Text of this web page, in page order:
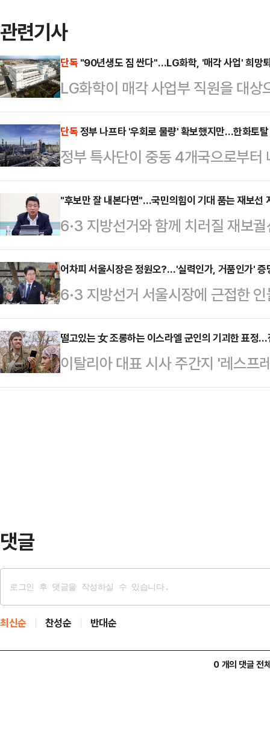
관련기사
단독 "90년생도 짐 싼다"…LG화학, '매각 사업' 희망
LG화학이 매각 사업부 직원을 대
필름 사업 매각 이후 한 차례 인력
을 상대로 희망퇴직 창구를 열면서
다.15일 업계에 따르면 LG화학은
소재 사업부 내 직원을 대상으로 희
대상자에는 1990년대생인 30대도
차등 지급되며, 90년대생 실무진
이번 조치는 …
단독정부 나프타 '우회로 물량' 확보했지만…한화토
정부 특사단이 중동 4개국으로부
표한 가운데 한화토탈에너지스(이
공급 중단을 공식 선언한 것으로 확
에 도달하기 전, 기업이 먼저 물리
르면 한화토탈은 지난 13일 고객사
공급에 대한 ‘불가항력(Force
변이나 전쟁 등 통제 불가능한 상황
매자의 법적 …
"후보만 잘 내본다면"…국민의힘이 기대 품는 재보선
6·3 지방선거와 함께 치러질 재보
에 국민의힘 내부에선 일부 지역구
치고 있다. 당내에선 당 지도부와
지역구를 선별해 중도 확장성이 있
데 집중해야 한다는 목소리가 나온
재까지 재보궐선거가 확정된 지
평택을 △경기 안산갑 △전북 군산·
열릴 지역구는 더 늘어날…
어차피 서울시장은 정원오?…'실력인가, 거품인가' 증
6·3 지방선거 서울시장에 근접한
다. '명심'(이재명 대통령의 의중)
있기 때문이다. 다만 구청장 시절
이 제기된다. 결국 서울시장 적임자
다는 목소리가 나온다.오세훈 서울
떨고있는 女 조롱하는 이스라엘 군인의 기괴한 표정
이탈리아 대표 시사 주간지 '레스
이 국제사회에 큰 충격을 주고 있다
댓글
최신순 찬성순 반대순
0 개의 댓글 전